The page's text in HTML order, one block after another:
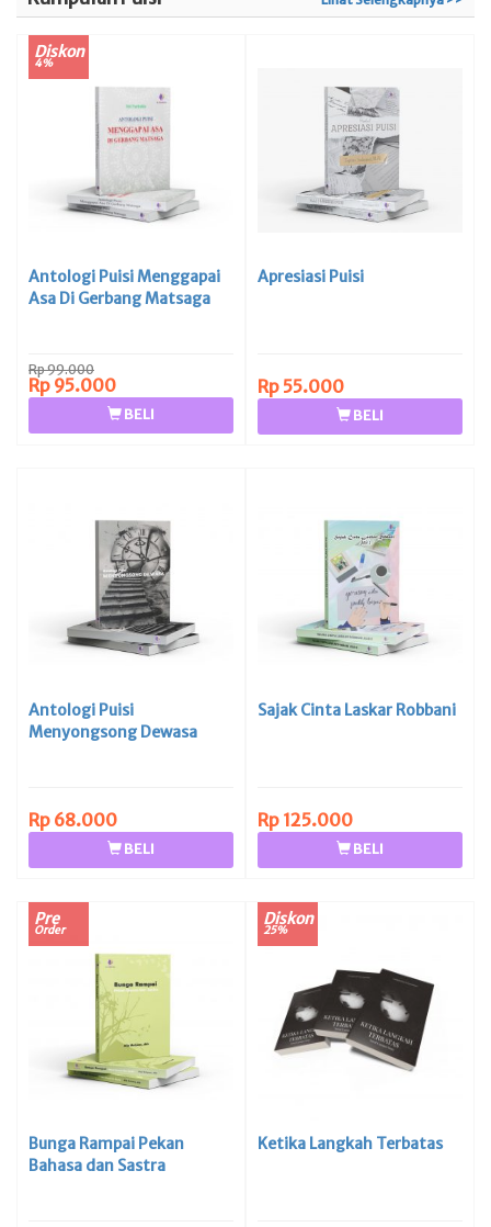
Diskon
4%
Antologi Puisi Menggapai
Asa Di Gerbang Matsaga
Rp 99.000
Rp 95.000
BELI
Apresiasi Puisi
Rp 55.000
BELI
Antologi Puisi
Menyongsong Dewasa
Rp 68.000
BELI
Sajak Cinta Laskar Robbani
Rp 125.000
BELI
Pre
Order
Bunga Rampai Pekan
Bahasa dan Sastra
Diskon
25%
Ketika Langkah Terbatas